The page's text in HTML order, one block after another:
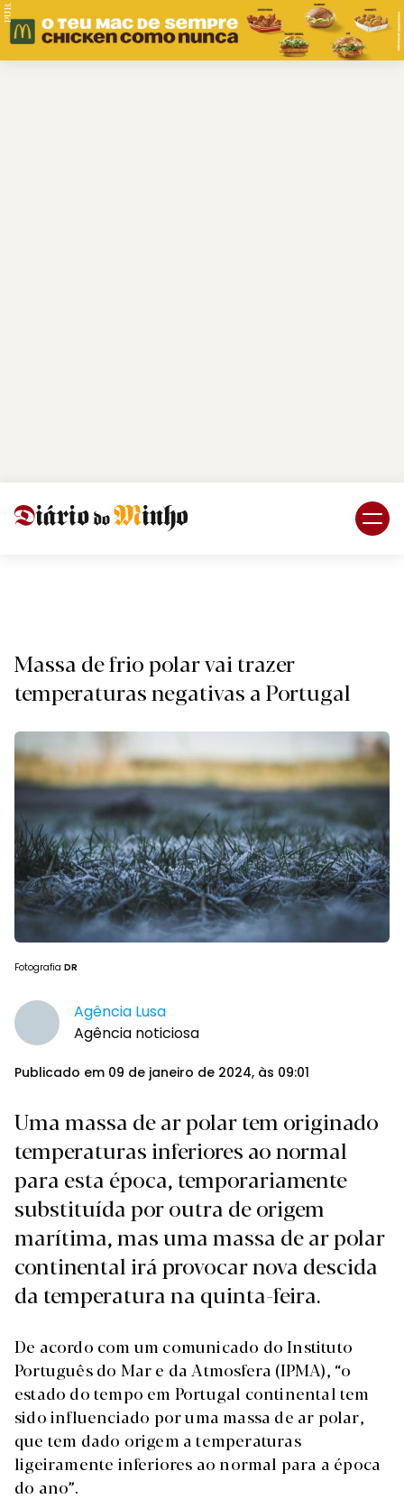
PUB.
Massa de frio polar vai trazer
temperaturas negativas a Portugal
Fotografia DR
Agência Lusa
Agência noticiosa
Publicado em 09 de janeiro de 2024, às 09:01
Uma massa de ar polar tem originado
temperaturas inferiores ao normal
para esta época, temporariamente
substituída por outra de origem
marítima, mas uma massa de ar polar
continental irá provocar nova descida
da temperatura na quinta-feira.
De acordo com um comunicado do Instituto
Português do Mar e da Atmosfera (IPMA), “o
estado do tempo em Portugal continental tem
sido influenciado por uma massa de ar polar,
que tem dado origem a temperaturas
ligeiramente inferiores ao normal para a época
do ano”.